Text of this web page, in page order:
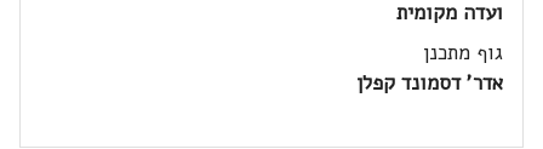
ועדה מקומית
גוף מתכנן
אדר' דסמונד קפלן